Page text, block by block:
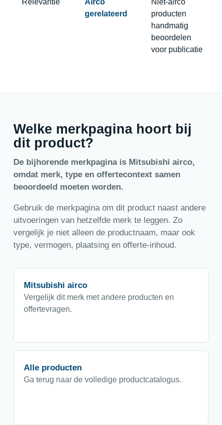
Relevantie
Airco
gerelateerd
Niet-airco
producten
handmatig
beoordelen
voor publicatie
Welke merkpagina hoort bij
dit product?
De bijhorende merkpagina is Mitsubishi airco,
omdat merk, type en offertecontext samen
beoordeeld moeten worden.
Gebruik de merkpagina om dit product naast andere
uitvoeringen van hetzelfde merk te leggen. Zo
vergelijk je niet alleen de productnaam, maar ook
type, vermogen, plaatsing en offerte-inhoud.
Mitsubishi airco
Vergelijk dit merk met andere producten en
offertevragen.
Alle producten
Ga terug naar de volledige productcatalogus.